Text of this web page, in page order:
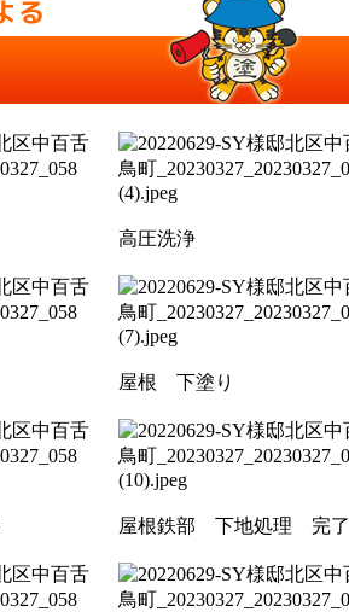
高圧洗浄
屋根 下塗り
屋根鉄部 下地処理 完了